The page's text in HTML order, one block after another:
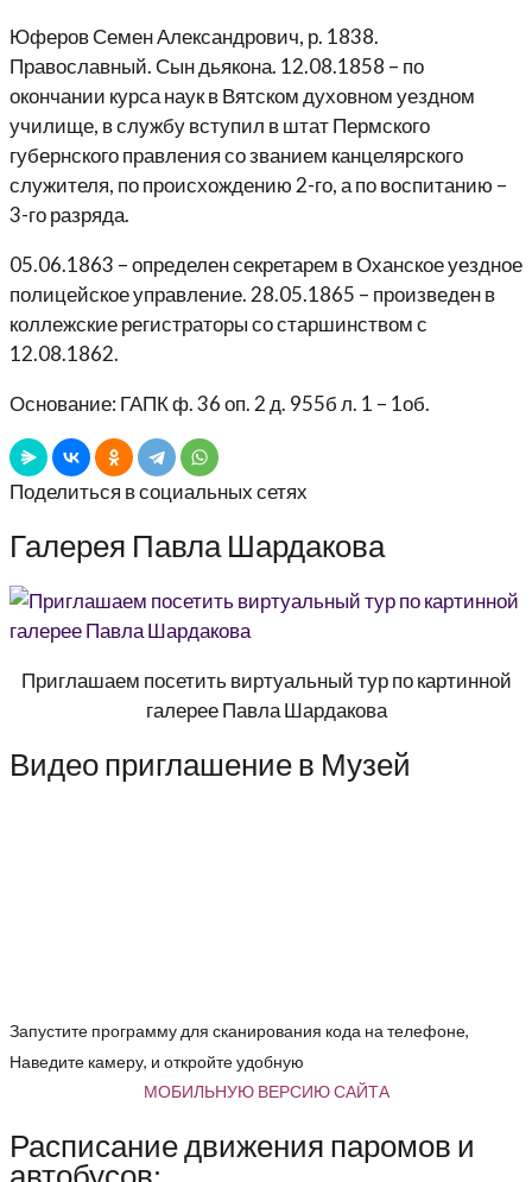
Юферов Семен Александрович, р. 1838.
Православный. Сын дьякона. 12.08.1858 – по
окончании курса наук в Вятском духовном уездном
училище, в службу вступил в штат Пермского
губернского правления со званием канцелярского
служителя, по происхождению 2-го, а по воспитанию –
3-го разряда.
05.06.1863 – определен секретарем в Оханское уездное
полицейское управление. 28.05.1865 – произведен в
коллежские регистраторы со старшинством с
12.08.1862.
Основание: ГАПК ф. 36 оп. 2 д. 955б л. 1 – 1об.
Поделиться в социальных сетях
Галерея Павла Шардакова
Приглашаем посетить виртуальный тур по картинной
галерее Павла Шардакова
Видео приглашение в Музей
Запустите программу для сканирования кода на телефоне,
Наведите камеру, и откройте удобную
МОБИЛЬНУЮ ВЕРСИЮ САЙТА
Расписание движения паромов и
автобусов: